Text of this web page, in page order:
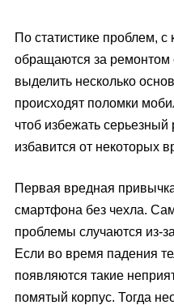
По статистике проблем,
обращаются за
выделить несколько
происходят поломки
чтоб избежать
избавится от некоторых
Первая вредная
смартфона без чехла.
проблемы случаются из-
Если во время падения
появляются такие
помятый корпус. Тогда